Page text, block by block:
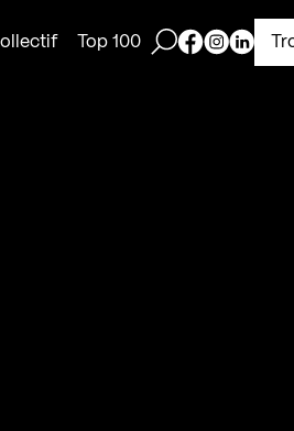
Top 100 Ouvrir la barre de
PagePagePage